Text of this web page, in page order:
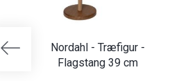
Nordahl - Træfigur -
Flagstang 39 cm